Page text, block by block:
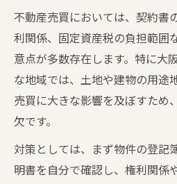
副業で成功するため
策
不動産売買が副業に
方
副業禁止規定を意識
不動産売買副業で収
プロ直伝の不動産売買リ
不動産売買においては、契約書
利関係、固定資産税の負担範囲
意点が多数存在します。特に大
な地域では、土地や建物の用途
売買に大きな影響を及ぼすため
欠です。
対策としては、まず物件の登記
明書を自分で確認し、権利関係